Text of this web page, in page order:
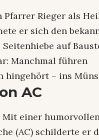
Pfarrer Rieger als
er sich den
auf
Manchmal führen
hingehört – ins
AC
einer
(AC) schilderte er